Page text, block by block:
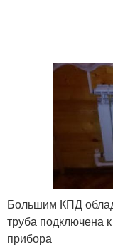
Большим КПД
труба подключена
прибора